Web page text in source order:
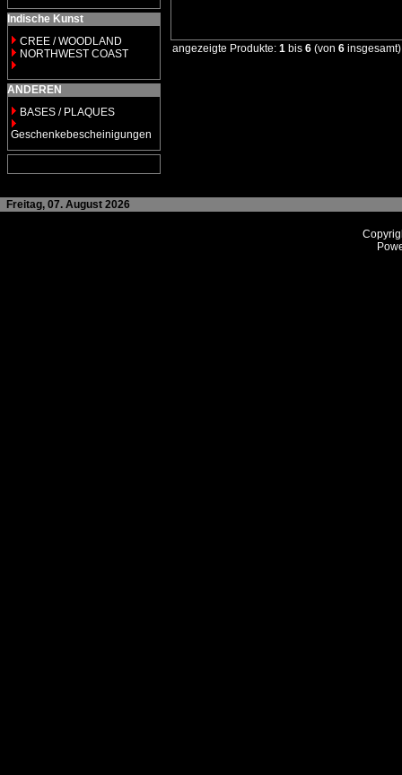
Indische Kunst
CREE / WOODLAND
NORTHWEST COAST
ANDEREN
BASES / PLAQUES
Geschenkebescheinigungen
angezeigte Produkte: 1 bis 6 (von 6 insgesamt)
Freitag, 07. August 2026